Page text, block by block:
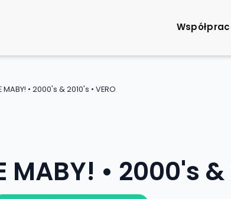
MABY! • 2000's & 2010's • VERO
MABY! • 2000's &